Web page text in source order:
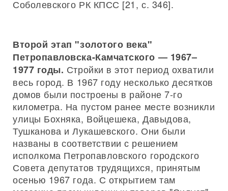
Соболевского РК КПСС [21, с. 346].
Второй этап "золотого века"
Петропавловска-Камчатского — 1967–
1977 годы. Стройки в этот период охватили
весь город. В 1967 году несколько десятков
домов были построены в районе 7-го
километра. На пустом ранее месте возникли
улицы Бохняка, Войцешека, Давыдова,
Тушканова и Лукашевского. Они были
названы в соответствии с решением
исполкома Петропавловского городского
Совета депутатов трудящихся, принятым
осенью 1967 года. С открытием там